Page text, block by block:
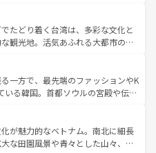
フードやハワイアンミュージッ
など、すべてがハワイの魅力を彩
新しい発見と感動が待っているハ
にそびえるウルル（エアーズロッ
い原生林やケアンズの熱帯雨林な
。また、カフェやワイン、オージ
充実しており、サーフィンやダイ
、アウトドア好きにはたまらな
彩な魅力を存分に味わいつくそ
たどり着く台湾は、多彩な文化と
観光地。活気あふれる大都市の台
である台湾東部など、都市の喧騒
ており、訪れる人に新しい発見と
。また、奥深い台湾の食文化も魅
ーツなど、バラエティ豊かな料理
お、新着の台湾情報は コンテンツ一覧を参
一方で、最先端のファッションやK
いる韓国。首都ソウルの宮殿や伝統
四季折々の自然美を楽しむことが
や焼肉、絶品のストリートフード
理が待っている。夜には、韓国な
が魅力的なベトナム。南北に細長
な田園風景や青々とした山々、世